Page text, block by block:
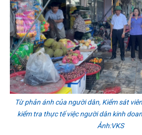
Từ phản ánh của người dân, Kiểm sát
kiểm tra thực tế việc người dân kinh
Ảnh:VKS